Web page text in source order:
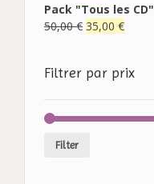
Pack "Tous les CD"
50,00€ 35,00 €
Filtrer par prix
Filter